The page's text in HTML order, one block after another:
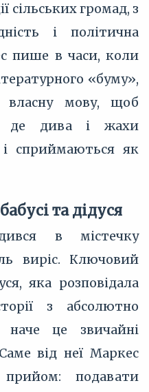
сільських громад, з
і політична
пише в часи, коли
«буму»,
власну мову, щоб
де дива і жахи
сприймаються як
та дідуся
в містечку
виріс. Ключовий
яка розповідала
з абсолютно
це звичайні
від неї Маркес
подавати